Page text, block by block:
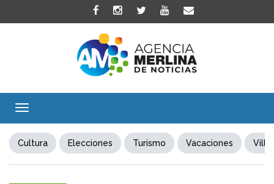
Toggle
Cultura Elecciones Turismo Vacaciones Villa